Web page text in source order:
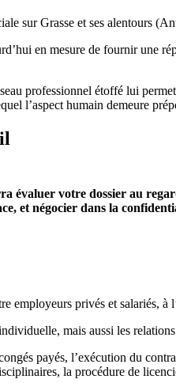
sur Grasse et ses alentours
en mesure de fournir une
professionnel étoffé lui
l’aspect humain demeure
évaluer votre dossier au
et négocier dans la
employeurs privés et salariés, à
mais aussi les
payés, l’exécution du
la procédure de